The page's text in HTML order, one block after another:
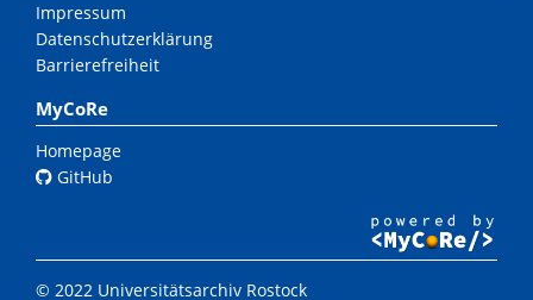
Impressum
Datenschutzerklärung
Barrierefreiheit
MyCoRe
Homepage
GitHub
© 2022 Universitätsarchiv Rostock